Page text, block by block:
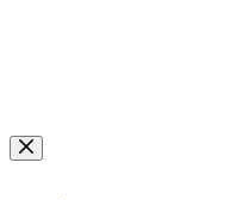
Skip
to